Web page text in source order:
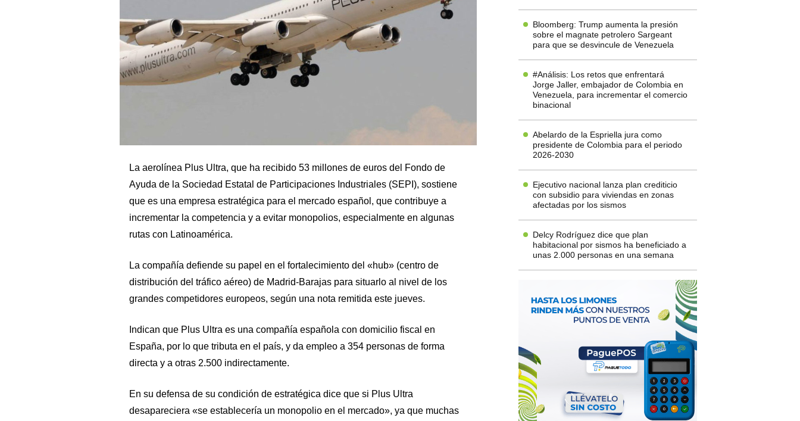
La aerolínea Plus Ultra, que ha recibido 53 millones de euros del Fondo de
Ayuda de la Sociedad Estatal de Participaciones Industriales (SEPI), sostiene
que es una empresa estratégica para el mercado español, que contribuye a
incrementar la competencia y a evitar monopolios, especialmente en algunas
rutas con Latinoamérica.
La compañía defiende su papel en el fortalecimiento del «hub» (centro de
distribución del tráfico aéreo) de Madrid-Barajas para situarlo al nivel de los
grandes competidores europeos, según una nota remitida este jueves.
Indican que Plus Ultra es una compañía española con domicilio fiscal en
España, por lo que tributa en el país, y da empleo a 354 personas de forma
directa y a otras 2.500 indirectamente.
En su defensa de su condición de estratégica dice que si Plus Ultra
desapareciera «se establecería un monopolio en el mercado», ya que muchas
Bloomberg: Trump aumenta la presión
sobre el magnate petrolero Sargeant
para que se desvincule de Venezuela
#Análisis: Los retos que enfrentará
Jorge Jaller, embajador de Colombia en
Venezuela, para incrementar el comercio
binacional
Abelardo de la Espriella jura como
presidente de Colombia para el periodo
2026-2030
Ejecutivo nacional lanza plan crediticio
con subsidio para viviendas en zonas
afectadas por los sismos
Delcy Rodríguez dice que plan
habitacional por sismos ha beneficiado a
unas 2.000 personas en una semana